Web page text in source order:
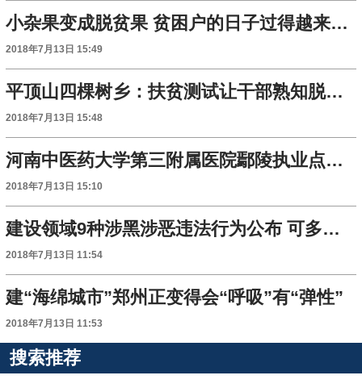
小杂果变成脱贫果 贫困户的日子过得越来越好
2018年7月13日 15:49
平顶山四棵树乡：扶贫测试让干部熟知脱贫攻坚政策
2018年7月13日 15:48
河南中医药大学第三附属医院鄢陵执业点正式揭牌
2018年7月13日 15:10
建设领域9种涉黑涉恶违法行为公布 可多种方式举报
2018年7月13日 11:54
建“海绵城市”郑州正变得会“呼吸”有“弹性”
2018年7月13日 11:53
搜索推荐